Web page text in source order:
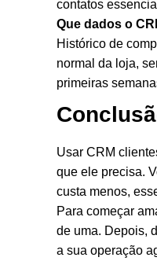
contatos
Que dados o
Histórico de
normal da loja,
primeiras
Usar CRM
que ele precisa.
custa menos,
Para começar
de uma. Depois,
a sua operação